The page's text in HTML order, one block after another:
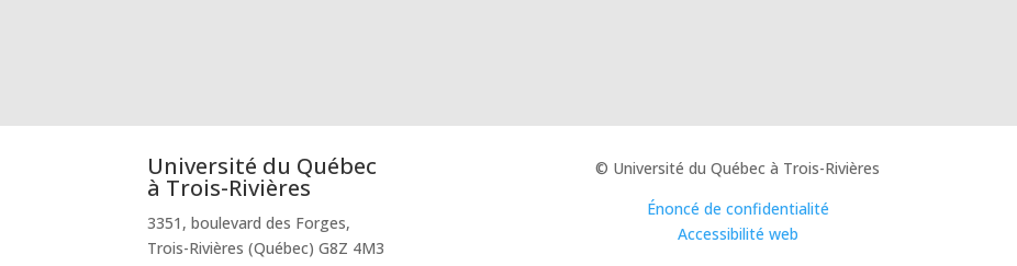
Université du Québec
à Trois-Rivières
3351, boulevard des Forges,
Trois-Rivières (Québec) G8Z 4M3
© Université du Québec à Trois-Rivières
Énoncé de confidentialité
Accessibilité web